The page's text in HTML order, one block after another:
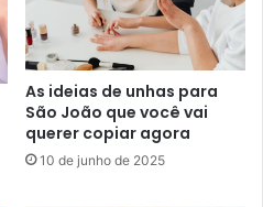
As ideias de unhas para
São João que você vai
querer copiar agora
10 de junho de 2025